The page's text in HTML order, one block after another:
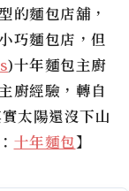
的麵包店舖，
巧麵包店，但
)十年麵包主廚
廚經驗，轉自
太陽還沒下山
十年麵包】